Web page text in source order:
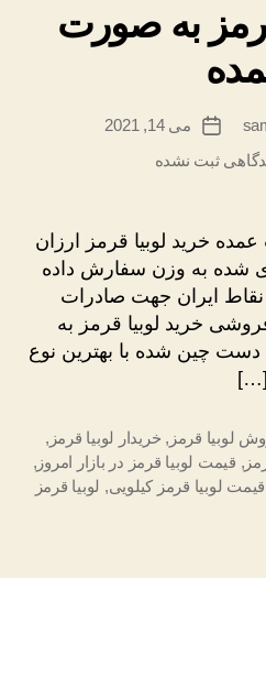
به صورت
تاریخمی 14, 2021
برای
صورت
عمده
ثبت نشده
خرید لوبیا قرمز ارزان
شده به وزن سفارش داده
نقاط ایران جهت صادرات
خرید لوبیا قرمز به
چین شده با بهترین نوع
[…]
لوبیا قرمز , خریدار لوبیا قرمز ,
, قیمت لوبیا قرمز در بازار امروز ,
قیمت لوبیا قرمز کیلویی, لوبیا قرمز